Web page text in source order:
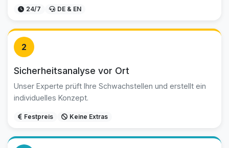
24/7 DE & EN
2
Sicherheitsanalyse vor Ort
Unser Experte prüft Ihre Schwachstellen und erstellt ein
individuelles Konzept.
Festpreis Keine Extras